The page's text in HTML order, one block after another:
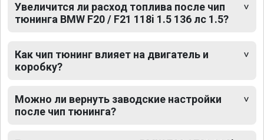
Увеличится ли расход топлива после чип
тюнинга BMW F20 / F21 118i 1.5 136 лс 1.5?
Как чип тюнинг влияет на двигатель и
коробку?
Можно ли вернуть заводские настройки
после чип тюнинга?